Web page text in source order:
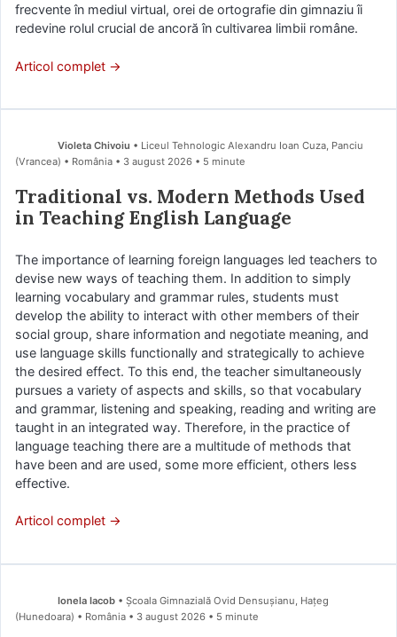
frecvente în mediul virtual, orei de ortografie din gimnaziu îi
redevine rolul crucial de ancoră în cultivarea limbii române.
Articol complet →
Violeta Chivoiu • Liceul Tehnologic Alexandru Ioan Cuza, Panciu
(Vrancea) • România
3 august 2026 • 5 minute
Traditional vs. Modern Methods Used
in Teaching English Language
The importance of learning foreign languages led teachers to
devise new ways of teaching them. In addition to simply
learning vocabulary and grammar rules, students must
develop the ability to interact with other members of their
social group, share information and negotiate meaning, and
use language skills functionally and strategically to achieve
the desired effect. To this end, the teacher simultaneously
pursues a variety of aspects and skills, so that vocabulary
and grammar, listening and speaking, reading and writing are
taught in an integrated way. Therefore, in the practice of
language teaching there are a multitude of methods that
have been and are used, some more efficient, others less
effective.
Articol complet →
Ionela Iacob • Școala Gimnazială Ovid Densușianu, Hațeg
(Hunedoara) • România
3 august 2026 • 5 minute